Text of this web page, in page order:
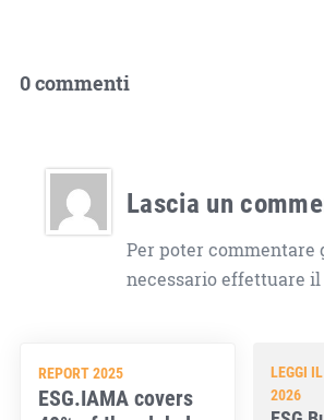
0 commenti
Lascia un
Per poter commentare
necessario effettuare il
REPORT 2025
ESG.IAMA covers
LEGGI
2026